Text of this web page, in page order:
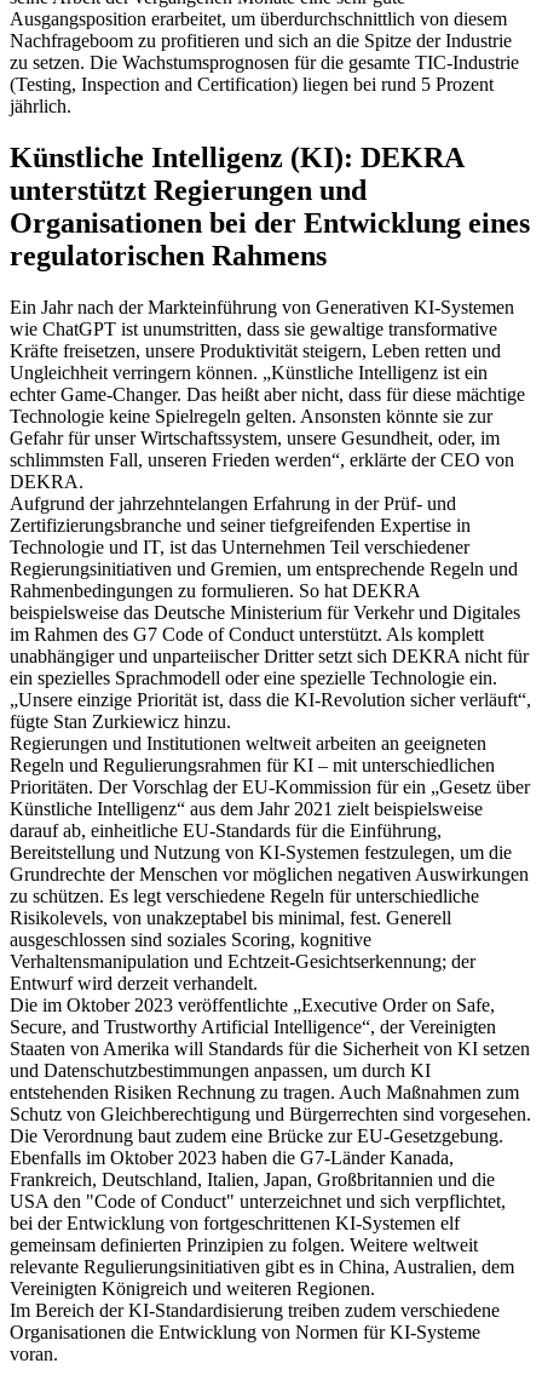
Ausgangsposition erarbeitet, um überdurchschnittlich von diesem
Nachfrageboom zu profitieren und sich an die Spitze der Industrie
zu setzen. Die Wachstumsprognosen für die gesamte TIC-Industrie
(Testing, Inspection and Certification) liegen bei rund 5 Prozent
jährlich.
Künstliche Intelligenz (KI): DEKRA
unterstützt Regierungen und
Organisationen bei der Entwicklung eines
regulatorischen Rahmens
Ein Jahr nach der Markteinführung von Generativen KI-Systemen
wie ChatGPT ist unumstritten, dass sie gewaltige transformative
Kräfte freisetzen, unsere Produktivität steigern, Leben retten und
Ungleichheit verringern können. „Künstliche Intelligenz ist ein
echter Game-Changer. Das heißt aber nicht, dass für diese mächtige
Technologie keine Spielregeln gelten. Ansonsten könnte sie zur
Gefahr für unser Wirtschaftssystem, unsere Gesundheit, oder, im
schlimmsten Fall, unseren Frieden werden“, erklärte der CEO von
DEKRA.
Aufgrund der jahrzehntelangen Erfahrung in der Prüf- und
Zertifizierungsbranche und seiner tiefgreifenden Expertise in
Technologie und IT, ist das Unternehmen Teil verschiedener
Regierungsinitiativen und Gremien, um entsprechende Regeln und
Rahmenbedingungen zu formulieren. So hat DEKRA
beispielsweise das Deutsche Ministerium für Verkehr und Digitales
im Rahmen des G7 Code of Conduct unterstützt. Als komplett
unabhängiger und unparteiischer Dritter setzt sich DEKRA nicht für
ein spezielles Sprachmodell oder eine spezielle Technologie ein.
„Unsere einzige Priorität ist, dass die KI-Revolution sicher verläuft“,
fügte Stan Zurkiewicz hinzu.
Regierungen und Institutionen weltweit arbeiten an geeigneten
Regeln und Regulierungsrahmen für KI – mit unterschiedlichen
Prioritäten. Der Vorschlag der EU-Kommission für ein „Gesetz über
Künstliche Intelligenz“ aus dem Jahr 2021 zielt beispielsweise
darauf ab, einheitliche EU-Standards für die Einführung,
Bereitstellung und Nutzung von KI-Systemen festzulegen, um die
Grundrechte der Menschen vor möglichen negativen Auswirkungen
zu schützen. Es legt verschiedene Regeln für unterschiedliche
Risikolevels, von unakzeptabel bis minimal, fest. Generell
ausgeschlossen sind soziales Scoring, kognitive
Verhaltensmanipulation und Echtzeit-Gesichtserkennung; der
Entwurf wird derzeit verhandelt.
Die im Oktober 2023 veröffentlichte „Executive Order on Safe,
Secure, and Trustworthy Artificial Intelligence“, der Vereinigten
Staaten von Amerika will Standards für die Sicherheit von KI setzen
und Datenschutzbestimmungen anpassen, um durch KI
entstehenden Risiken Rechnung zu tragen. Auch Maßnahmen zum
Schutz von Gleichberechtigung und Bürgerrechten sind vorgesehen.
Die Verordnung baut zudem eine Brücke zur EU-Gesetzgebung.
Ebenfalls im Oktober 2023 haben die G7-Länder Kanada,
Frankreich, Deutschland, Italien, Japan, Großbritannien und die
USA den "Code of Conduct" unterzeichnet und sich verpflichtet,
bei der Entwicklung von fortgeschrittenen KI-Systemen elf
gemeinsam definierten Prinzipien zu folgen. Weitere weltweit
relevante Regulierungsinitiativen gibt es in China, Australien, dem
Vereinigten Königreich und weiteren Regionen.
Im Bereich der KI-Standardisierung treiben zudem verschiedene
Organisationen die Entwicklung von Normen für KI-Systeme
voran.